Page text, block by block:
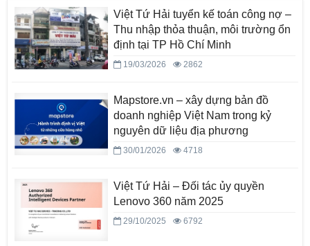
Việt Tứ Hải tuyển kế toán công nợ –
Thu nhập thỏa thuận, môi trường ổn
định tại TP Hồ Chí Minh
19/03/2026 2862
Mapstore.vn – xây dựng bản đồ
doanh nghiệp Việt Nam trong kỷ
nguyên dữ liệu địa phương
30/01/2026 4718
Việt Tứ Hải – Đối tác ủy quyền
Lenovo 360 năm 2025
29/10/2025 6792